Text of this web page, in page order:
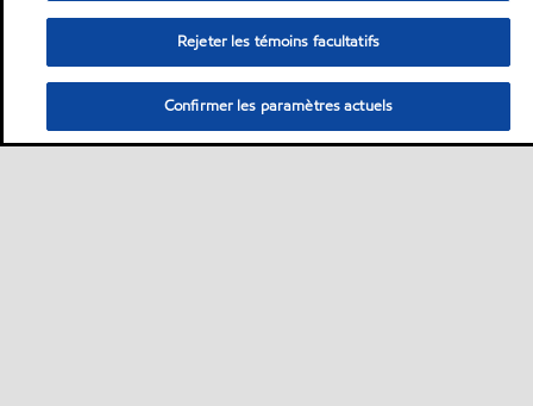
Rejeter les témoins facultatifs
Confirmer les paramètres actuels